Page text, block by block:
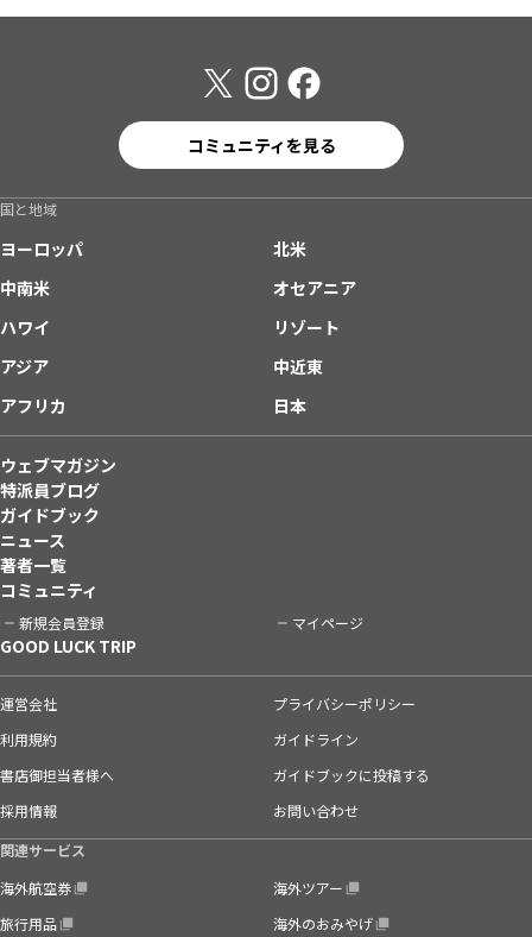
コミュニティを見る
国と地域
ヨーロッパ
北米
中南米
オセアニア
ハワイ
リゾート
アジア
中近東
アフリカ
日本
ウェブマガジン
特派員ブログ
ガイドブック
ニュース
著者一覧
コミュニティ
新規会員登録 マイページ
GOOD LUCK TRIP
運営会社
プライバシーポリシー
利用規約
ガイドライン
書店御担当者様へ
ガイドブックに投稿する
採用情報
お問い合わせ
関連サービス
海外航空券
海外ツアー
旅行用品
海外のおみやげ